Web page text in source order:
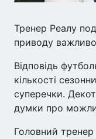
Тренер Реалу
приводу
Відповідь
кількості
суперечки.
думки про
Головний